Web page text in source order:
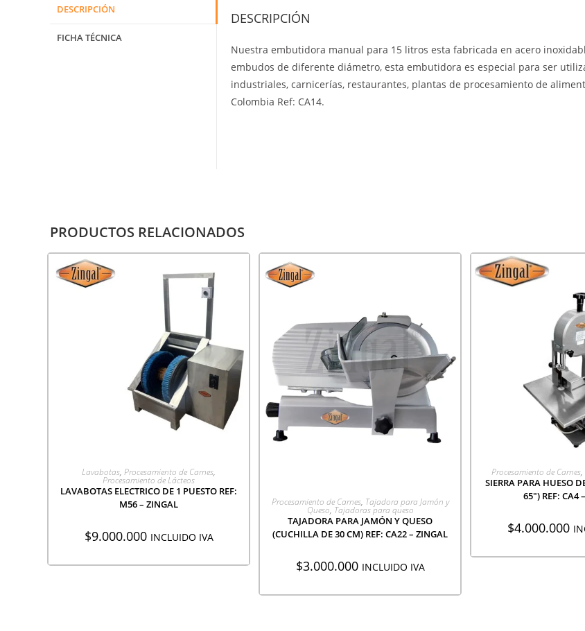
DESCRIPCIÓN
FICHA TÉCNICA
DESCRIPCIÓN
Nuestra embutidora manual para 15 litros esta fabricada en acero
embudos de diferente diámetro, esta embutidora es especial para ser
industriales, carnicerías, restaurantes, plantas de procesamiento de
Colombia Ref: CA14.
PRODUCTOS RELACIONADOS
AGREGAR A COTIZACIÓN
Lavabotas, Procesamiento de Carnes,
Procesamiento de Lácteos
LAVABOTAS ELECTRICO DE 1 PUESTO REF:
M56 – ZINGAL
$9.000.000 INCLUIDO IVA
AGREGAR A COTIZACIÓN
Procesamiento de Carnes, Tajadora para Jamón y
Queso, Tajadoras para queso
TAJADORA PARA JAMÓN Y QUESO
(CUCHILLA DE 30 CM) REF: CA22 – ZINGAL
$3.000.000 INCLUIDO IVA
AGREGAR A
Procesamiento de Carnes,
SIERRA PARA HUESO
65″) REF: CA4
$4.000.000